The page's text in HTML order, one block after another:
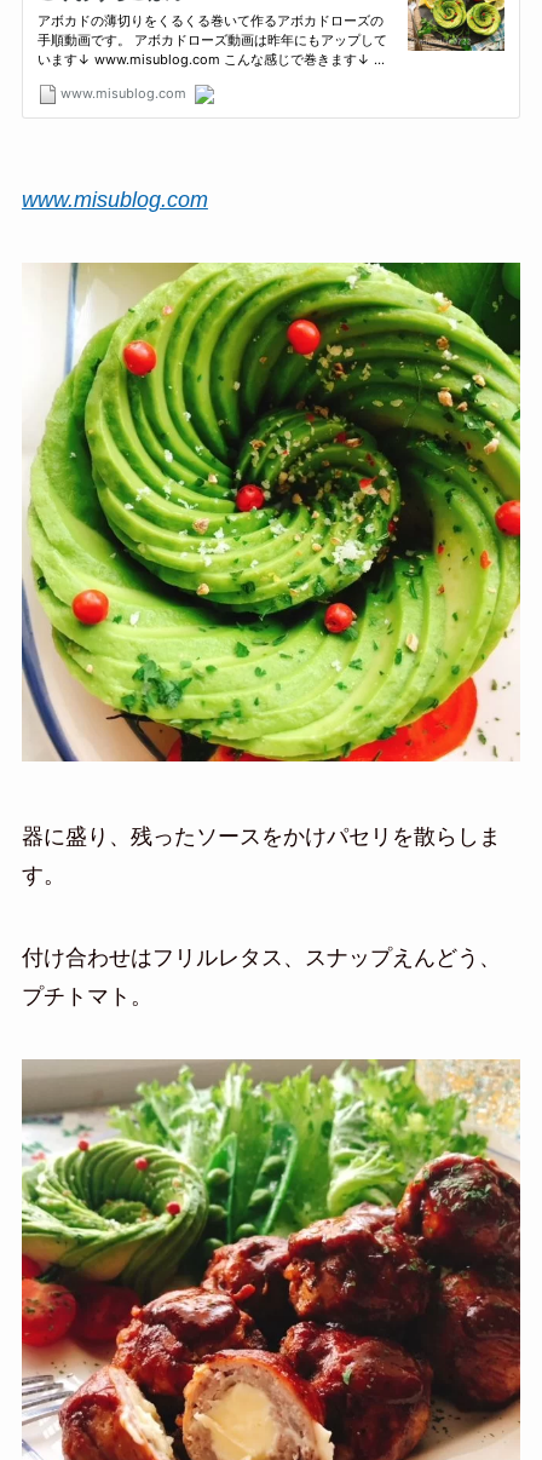
www.misublog.com
器に盛り、残ったソースをかけパセリを散らしま
す。
付け合わせはフリルレタス、スナップえんどう、
プチトマト。